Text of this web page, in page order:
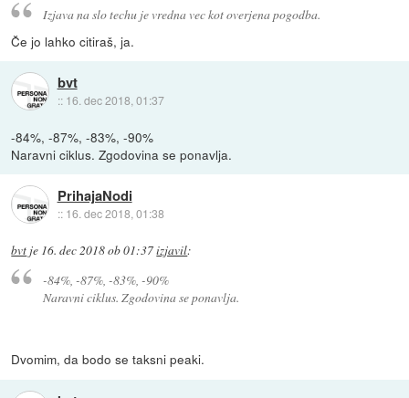
Izjava na slo techu je vredna vec kot overjena pogodba.
Če jo lahko citiraš, ja.
bvt
:: 16. dec 2018, 01:37
-84%, -87%, -83%, -90%
Naravni ciklus. Zgodovina se ponavlja.
PrihajaNodi
:: 16. dec 2018, 01:38
bvt je 16. dec 2018 ob 01:37izjavil:
-84%, -87%, -83%, -90%
Naravni ciklus. Zgodovina se ponavlja.
Dvomim, da bodo se taksni peaki.